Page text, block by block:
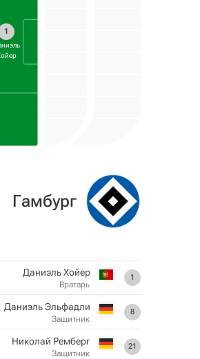
1
Гамбург
1
Даниэль Хойер
Вратарь
8
Даниэль Эльфадли
Защитник
21
Николай Ремберг
Защитник